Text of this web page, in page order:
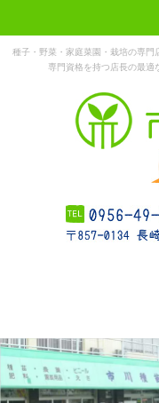
種子・野菜・家庭菜園・栽培の専門
専門資格を持つ店長の最適
ホーム
ら